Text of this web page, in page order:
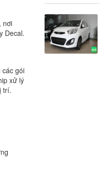
nơi
Decal.
các gói
xử lý
trí.